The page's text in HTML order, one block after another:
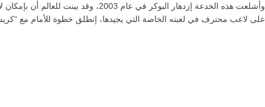
وأشلعت هذه الخدعة إزدهار البوكر في عام 2003، وقد
على لاعب محترف في لعبته الخاصة التي يجيدها، إنطلق خطوة للأمام مع